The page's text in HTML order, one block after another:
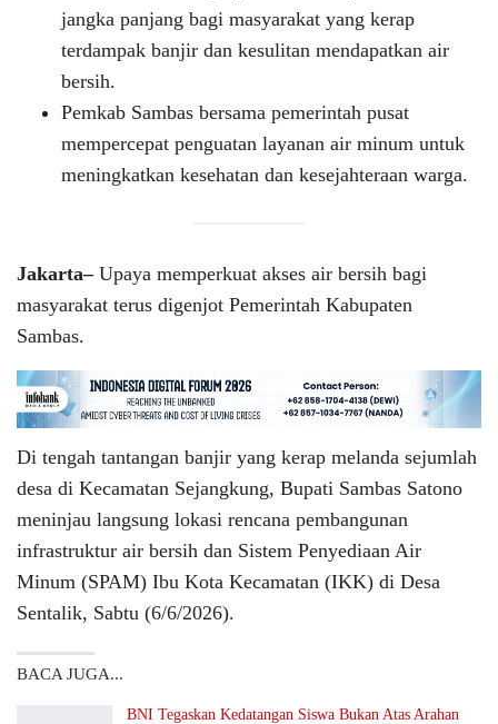
jangka panjang bagi masyarakat yang kerap
terdampak banjir dan kesulitan mendapatkan air
bersih.
Pemkab Sambas bersama pemerintah pusat
mempercepat penguatan layanan air minum untuk
meningkatkan kesehatan dan kesejahteraan warga.
Jakarta– Upaya memperkuat akses air bersih bagi
masyarakat terus digenjot Pemerintah Kabupaten
Sambas.
Di tengah tantangan banjir yang kerap melanda sejumlah
desa di Kecamatan Sejangkung, Bupati Sambas Satono
meninjau langsung lokasi rencana pembangunan
infrastruktur air bersih dan Sistem Penyediaan Air
Minum (SPAM) Ibu Kota Kecamatan (IKK) di Desa
Sentalik, Sabtu (6/6/2026).
BACA JUGA...
BNI Tegaskan Kedatangan Siswa Bukan Atas Arahan